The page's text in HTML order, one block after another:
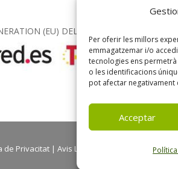
Per oferir les millors
emmagatzemar i/o
tecnologies ens
o les identificacions
pot afectar negativament
Acceptar
(EU) DEL MECANISMO DE
de Privacitat | Avis Legal | Política de Cookies